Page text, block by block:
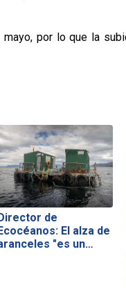
por lo que la
de
El alza de
"es un…